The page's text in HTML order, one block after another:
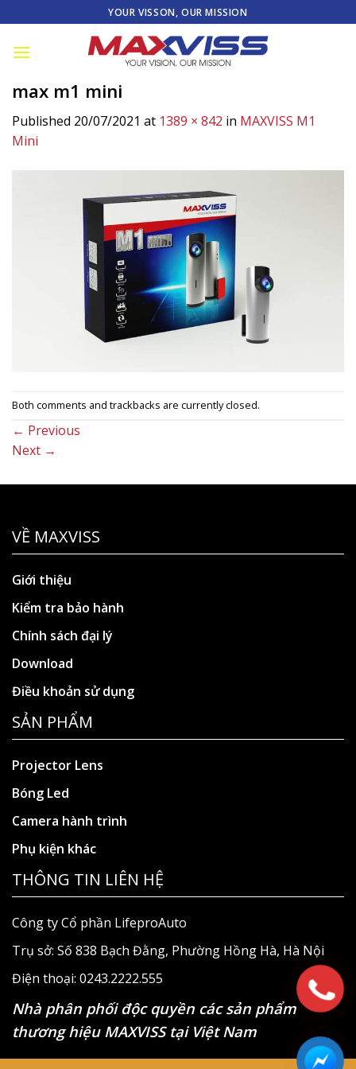
to
content
YOUR VISSON, OUR MISSION
max m1 mini
Published 20/07/2021 at 1389 × 842 in MAXVISS M1
Mini
Both comments and trackbacks are currently closed.
← Previous
Next →
VỀ MAXVISS
Giới thiệu
Kiểm tra bảo hành
Chính sách đại lý
Download
Điều khoản sử dụng
SẢN PHẨM
Projector Lens
Bóng Led
Camera hành trình
Phụ kiện khác
THÔNG TIN LIÊN HỆ
Công ty Cổ phần LifeproAuto
Trụ sở: Số 838 Bạch Đằng, Phường Hồng Hà, Hà Nội
Điện thoại: 0243.2222.555
Nhà phân phối độc quyền các sản phẩm
thương hiệu MAXVISS tại Việt Nam